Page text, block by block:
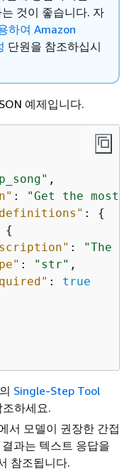
것이 좋습니다. 자
하여 Amazon
단원을 참조하십시
예제입니다.
,
:
"Get the most
: {
{
:
"The
: "str" ,
: true
Single-Step Tool
조하세요.
서 모델이 권장한 간접
과는 텍스트 응답을
참조됩니다.